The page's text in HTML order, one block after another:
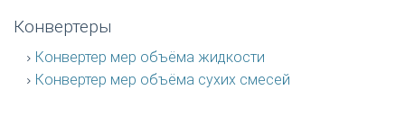
Конвертеры
Конвертер мер объёма жидкости
Конвертер мер объёма сухих смесей